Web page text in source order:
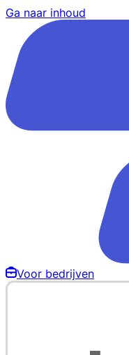
Ga naar inhoud
Voor bedrijven